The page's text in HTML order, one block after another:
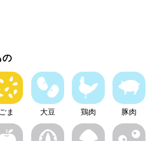
の
ごま 大豆 鶏肉 豚肉